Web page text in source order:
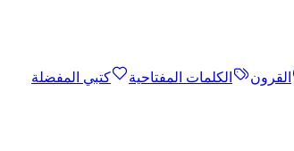
القرون الكلمات المفتاحية
كتبي المفضلة